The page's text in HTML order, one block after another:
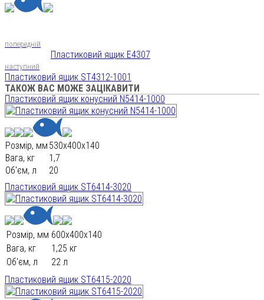
попередній
Пластиковий ящик E4307
наступний
Пластиковий ящик ST4312-1001
ТАКОЖ ВАС МОЖЕ ЗАЦІКАВИТИ
Пластиковий ящик конусний N5414-1000
Розмір, мм 530х400х140
Вага, кг
1,7
Об'єм, л
20
Пластиковий ящик ST6414-3020
Розмір, мм 600х400х140
Вага, кг
1,25 кг
Об'єм, л
22 л
Пластиковий ящик ST6415-2020